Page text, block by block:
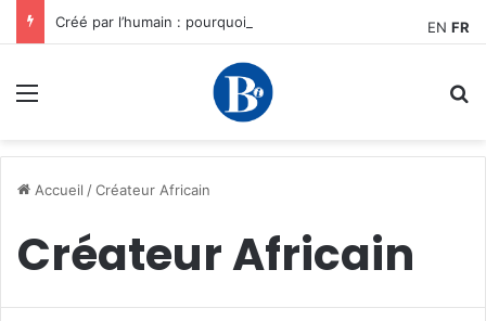
Créé par l’humain : pourquoi notre plus grand avantage à l’ère de l’IA reste humain, par Edward Tatchim
Accueil /Créateur Africain
Créateur Africain
EN FR